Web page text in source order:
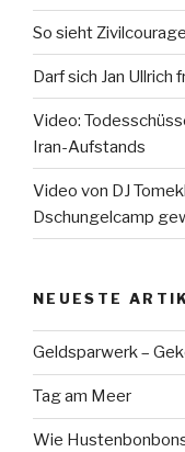
So sieht
Darf sich Jan Ullrich
Video:
Iran-Aufstands
Video von DJ
Dschungelcamp
NEUESTE
Geldsparwerk –
Tag am Meer
Wie